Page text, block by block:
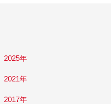
2025年
2021年
2017年